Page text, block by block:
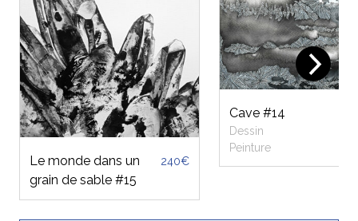
Le monde dans un
grain de sable #15
240€
Cave #14
Dessin
Peinture